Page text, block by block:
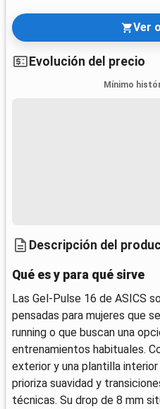
Ver
Evolución del precio
Mínimo
Descripción del
Qué es y para qué sirve
Las Gel-Pulse 16 de ASICS
pensadas para mujeres que
running o que buscan una
entrenamientos habituales.
exterior y una plantilla
prioriza suavidad y
técnicas. Su drop de 8 mm